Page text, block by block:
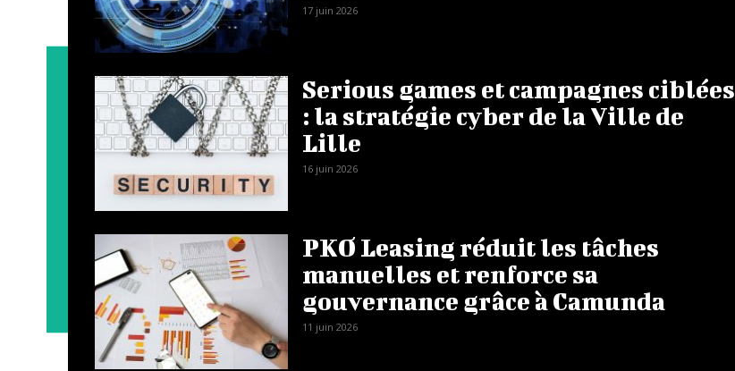
17 juin 2026
Serious games et campagnes ciblées
: la stratégie cyber de la Ville de
Lille
16 juin 2026
PKO Leasing réduit les tâches
manuelles et renforce sa
gouvernance grâce à Camunda
11 juin 2026